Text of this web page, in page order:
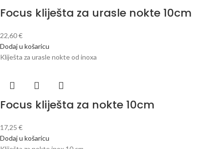
Focus kliješta za urasle nokte 10cm
22,60€
Dodaj u košaricu
Kliješta za urasle nokte od inoxa
Focus kliješta za nokte 10cm
17,25 €
Dodaj u košaricu